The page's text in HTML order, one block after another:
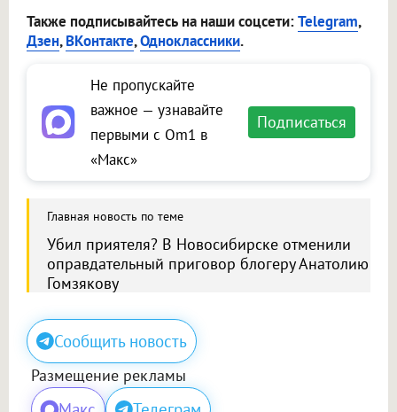
Также подписывайтесь на наши соцсети:Telegram,
Дзен,ВКонтакте,Одноклассники.
Не пропускайте
важное — узнавайте
первыми с Om1 в
«Макс»
Подписаться
Главная новость по теме
Убил приятеля? В Новосибирске отменили
оправдательный приговор блогеру Анатолию
Гомзякову
Сообщить новость
Размещение рекламы